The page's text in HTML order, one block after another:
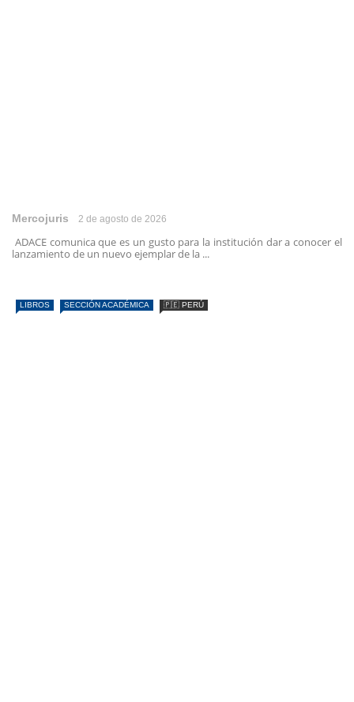
Mercojuris 2 de agosto de 2026
ADACE comunica que es un gusto para la institución dar a conocer el
lanzamiento de un nuevo ejemplar de la ...
LIBROS SECCIÓN ACADÉMICA 🇵🇪 PERÚ